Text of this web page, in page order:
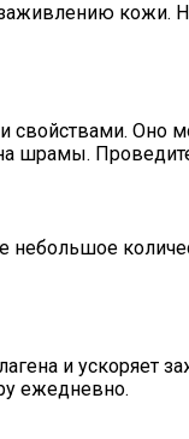
шрамы.
и
ежедневно.